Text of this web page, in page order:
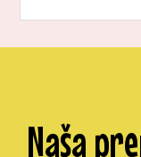
Naša